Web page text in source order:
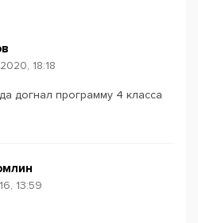
18:18
догнал программу 4 класса
13:59